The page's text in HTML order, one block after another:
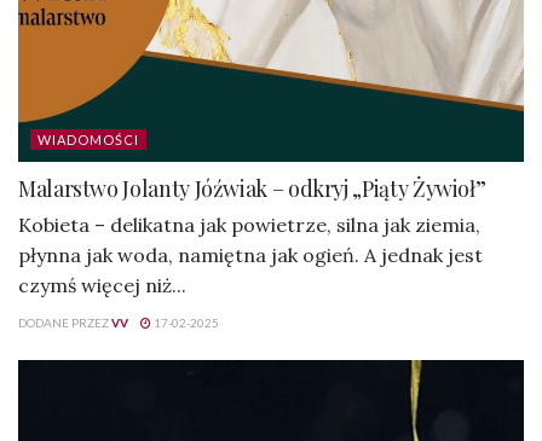
WIADOMOŚCI
Malarstwo Jolanty Jóźwiak – odkryj „Piąty Żywioł”
Kobieta – delikatna jak powietrze, silna jak ziemia,
płynna jak woda, namiętna jak ogień. A jednak jest
czymś więcej niż...
DODANE PRZEZVV 17-02-2025